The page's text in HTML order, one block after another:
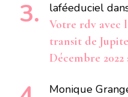
laféeduciel
Votre rdv avec
transit de
Décembre 2022
Monique